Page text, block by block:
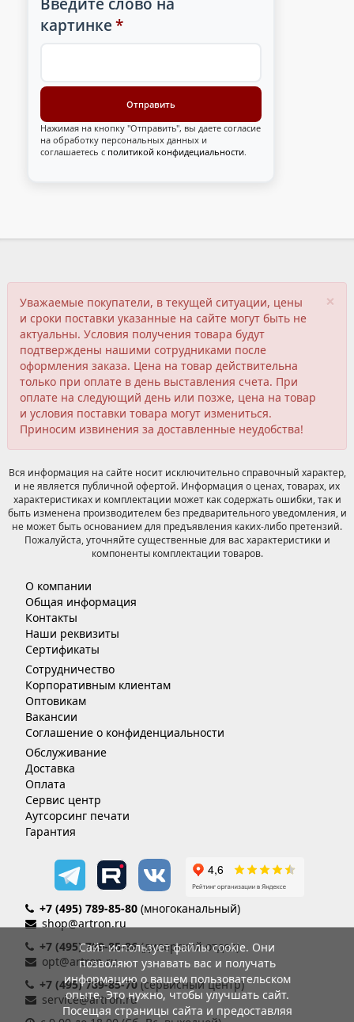
картинке *
Нажимая на кнопку "Отправить", вы даете согласие
на обработку персональных данных и
соглашаетесь с политикой конфидециальности.
×
Уважаемые покупатели, в текущей ситуации, цены
и сроки поставки указанные на сайте могут быть не
актуальны. Условия получения товара будут
подтверждены нашими сотрудниками после
оформления заказа. Цена на товар действительна
только при оплате в день выставления счета. При
оплате на следующий день или позже, цена на товар
и условия поставки товара могут измениться.
Приносим извинения за доставленные неудобства!
Вся информация на сайте носит исключительно справочный характер,
и не является публичной офертой. Информация о ценах, товарах, их
характеристиках и комплектации может как содержать ошибки, так и
быть изменена производителем без предварительного уведомления, и
не может быть основанием для предъявления каких-либо претензий.
Пожалуйста, уточняйте существенные для вас характеристики и
компоненты комплектации товаров.
О компании
Общая информация
Контакты
Наши реквизиты
Сертификаты
Сотрудничество
Корпоративным клиентам
Оптовикам
Вакансии
Соглашение о конфиденциальности
Обслуживание
Доставка
Оплата
Сервис центр
Аутсорсинг печати
Гарантия
+7 (495) 789-85-80 (многоканальный)
shop@artron.ru
+7 (495) 789-85-86(дилерский отдел)
opt@artron.ru
+7 (495) 789-85-70 (сервисный центр)
service@artron.ru
Сайт использует файлы cookie. Они
позволяют узнавать вас и получать
информацию о вашем пользовательском
опыте. Это нужно, чтобы улучшать сайт.
Посещая страницы сайта и предоставляя